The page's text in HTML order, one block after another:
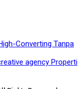
Converting Tanpa
agency Properti